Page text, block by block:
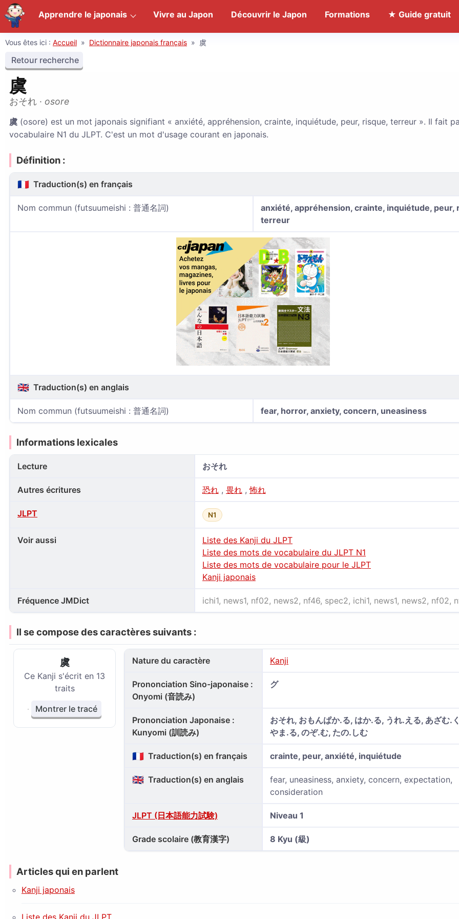
Vous êtes ici : Accueil » Dictionnaire japonais français » 虞
Retour recherche
虞
おそれ · osore
虞 (osore) est un mot japonais signifiant « anxiété, appréhension, crainte, inquiétude, peur, risque, terreur ». Il fait
vocabulaire N1 du JLPT. C'est un mot d'usage courant en japonais.
Définition :
🇫🇷 Traduction(s) en français
Nom commun (futsuumeishi : 普通名詞)
anxiété, appréhension, crainte, inquiétude, peur,
terreur
🇬🇧 Traduction(s) en anglais
Nom commun (futsuumeishi : 普通名詞) fear, horror, anxiety, concern, uneasiness
Informations lexicales
Lecture おそれ
Autres écritures 恐れ , 畏れ ,怖れ
JLPT N1
Voir aussi
Liste des Kanji du JLPT
Liste des mots de vocabulaire du JLPT N1
Liste des mots de vocabulaire pour le JLPT
Kanji japonais
Fréquence JMDict ichi1, news1, nf02, news2, nf46, spec2, ichi1, news1, news2, nf02,
Il se compose des caractères suivants :
虞
Ce Kanji s'écrit en 13
traits
Montrer le tracé
Nature du caractère Kanji
Prononciation Sino-japonaise :
Onyomi (音読み)
グ
Prononciation Japonaise :
Kunyomi (訓読み)
おそれ, おもんぱか.る, はか.る, うれ.える, あざむ.
やま.る, のぞ.む, たの.しむ
🇫🇷 Traduction(s) en français crainte, peur, anxiété, inquiétude
🇬🇧 Traduction(s) en anglais
fear, uneasiness, anxiety, concern, expectation,
consideration
JLPT (日本語能力試験) Niveau 1
Grade scolaire (教育漢字) 8 Kyu (級)
Articles qui en parlent
Kanji japonais
Liste des Kanji du JLPT
Apprendre le japonais Vivre au Japon Découvrir le Japon Formations ★ Guide gratuit